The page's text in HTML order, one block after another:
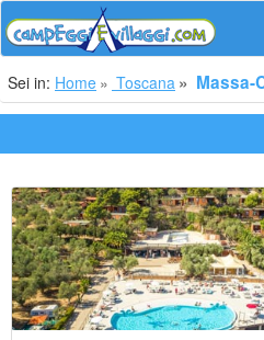
Sei in: Home Toscana Massa-